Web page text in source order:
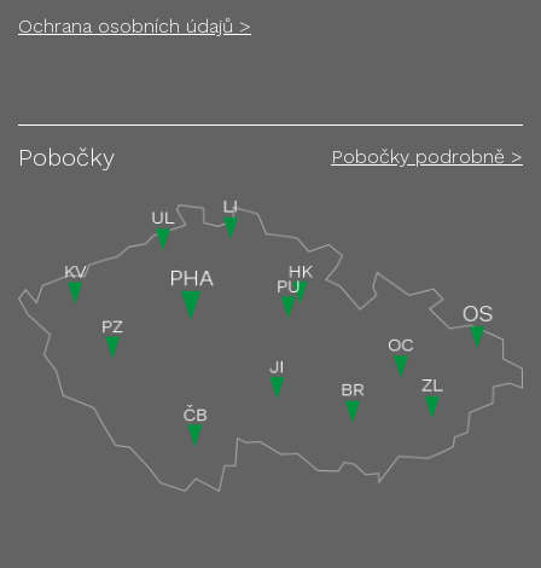
Ochrana osobních údajů >
Pobočky Pobočky podrobně >